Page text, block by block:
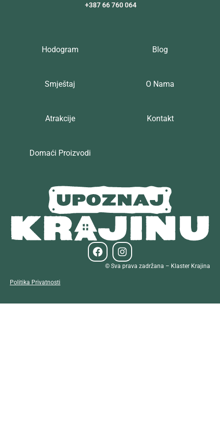
+387 66 760 064
Hodogram
Smještaj
Atrakcije
Domaći Proizvodi
Blog
O Nama
Kontakt
© Sva prava zadržana – Klaster Krajina
Politika Privatnosti